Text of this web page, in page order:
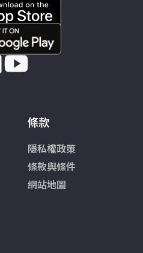
條款
隱私權政策
條款與條件
網站地圖